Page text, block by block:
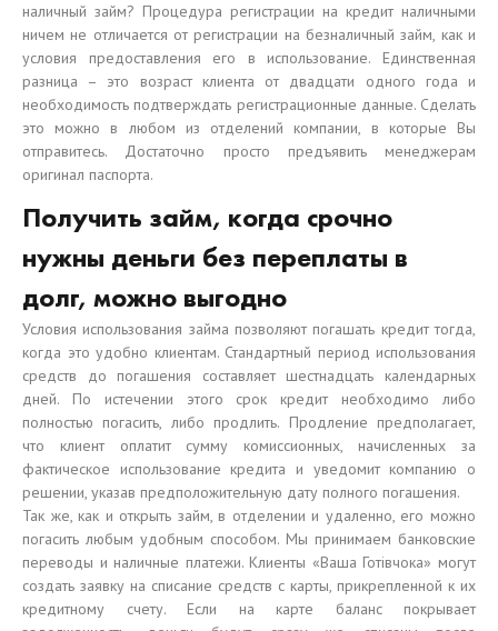
наличный займ? Процедура регистрации на кредит наличными
ничем не отличается от регистрации на безналичный займ, как и
условия предоставления его в использование. Единственная
разница – это возраст клиента от двадцати одного года и
необходимость подтверждать регистрационные данные. Сделать
это можно в любом из отделений компании, в которые Вы
отправитесь. Достаточно просто предъявить менеджерам
оригинал паспорта.
Получить займ, когда срочно
нужны деньги без переплаты в
долг, можно выгодно
Условия использования займа позволяют погашать кредит тогда,
когда это удобно клиентам. Стандартный период использования
средств до погашения составляет шестнадцать календарных
дней. По истечении этого срок кредит необходимо либо
полностью погасить, либо продлить. Продление предполагает,
что клиент оплатит сумму комиссионных, начисленных за
фактическое использование кредита и уведомит компанию о
решении, указав предположительную дату полного погашения.
Так же, как и открыть займ, в отделении и удаленно, его можно
погасить любым удобным способом. Мы принимаем банковские
переводы и наличные платежи. Клиенты «Ваша Готівчока» могут
создать заявку на списание средств с карты, прикрепленной к их
кредитному счету. Если на карте баланс покрывает